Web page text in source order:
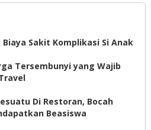
Sakit Komplikasi Si Anak
Tersembunyi yang Wajib
Di Restoran, Bocah
Beasiswa